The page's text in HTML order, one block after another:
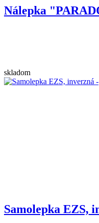
Nálepka
skladom
Samolepka EZS,